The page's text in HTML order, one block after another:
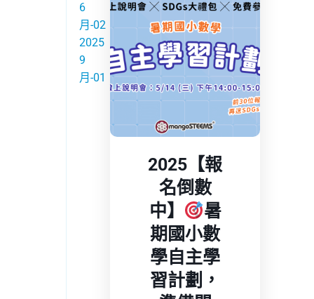
6
月-02
2025
9
月-01
2025【報
名倒數
中】
暑
期國小數
學自主學
習計劃，